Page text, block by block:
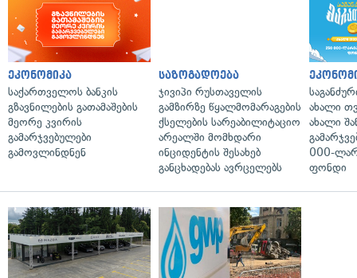
ეკონომიკა
საქართველოს ბანკის
გზავნილების გათამაშების
მეორე კვირის
გამარჯვებულები
გამოვლინდნენ
საზოგადოება
ჯივიპი რუსთაველის
გამზირზე წყალმომარაგების
ქსელების სარეაბილიტაციო
არეალში მომხდარი
ინციდენტის შესახებ
განცხადებას ავრცელებს
ახალი
ახალი
000-
ფონდი